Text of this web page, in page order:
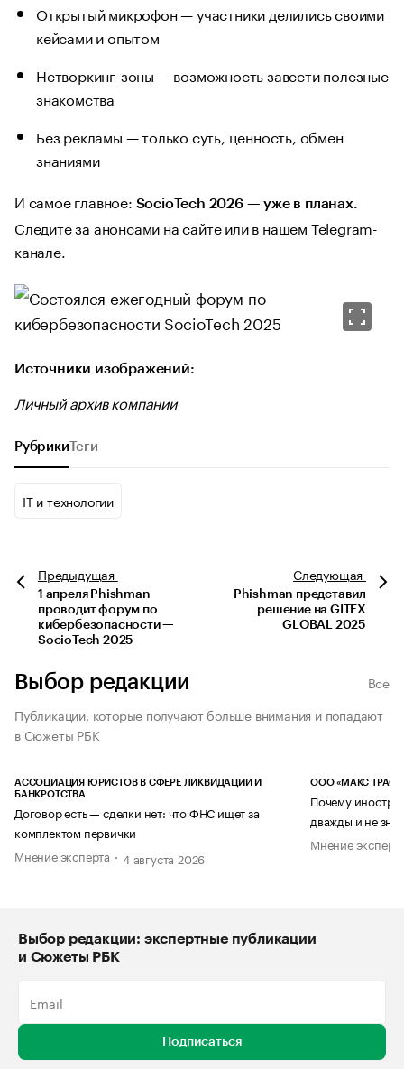
Открытый микрофон — участники делились своими
кейсами и опытом
Нетворкинг-зоны — возможность завести полезные
знакомства
Без рекламы — только суть, ценность, обмен
знаниями
И самое главное: SocioTech 2026 — уже в планах.
Следите за анонсами на сайте или в нашем Telegram-
канале.
Источники изображений:
Личный архив компании
Рубрики Теги
IT и технологии
Предыдущая
1 апреля Phishman
проводит форум по
кибербезопасности —
SocioTech 2025
Следующая
Phishman представил
решение на GITEX
GLOBAL 2025
Выбор редакции
Все
Публикации, которые получают больше внимания и попадают
в Сюжеты РБК
АССОЦИАЦИЯ ЮРИСТОВ В СФЕРЕ ЛИКВИДАЦИИ И
БАНКРОТСТВА
Договор есть — сделки нет: что ФНС ищет за
комплектом первички
Мнение эксперта
4 августа 2026
ООО «МАКС ТРАСТ»
Почему
дважды и не
Мнение
Выбор редакции: экспертные публикации
и Сюжеты РБК
Подписаться